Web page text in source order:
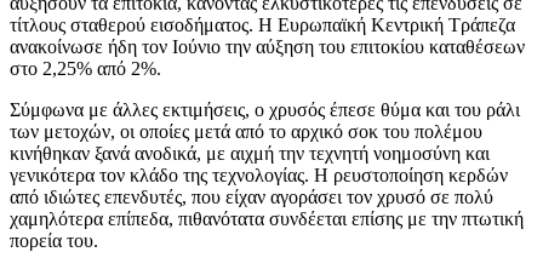
τίτλους σταθερού εισοδήματος. Η Ευρωπαϊκή Κεντρική Τράπεζα
ανακοίνωσε ήδη τον Ιούνιο την αύξηση του επιτοκίου καταθέσεων
στο 2,25% από 2%.
Σύμφωνα με άλλες εκτιμήσεις, ο χρυσός έπεσε θύμα και του ράλι
των μετοχών, οι οποίες μετά από το αρχικό σοκ του πολέμου
κινήθηκαν ξανά ανοδικά, με αιχμή την τεχνητή νοημοσύνη και
γενικότερα τον κλάδο της τεχνολογίας. Η ρευστοποίηση κερδών
από ιδιώτες επενδυτές, που είχαν αγοράσει τον χρυσό σε πολύ
χαμηλότερα επίπεδα, πιθανότατα συνδέεται επίσης με την πτωτική
πορεία του.